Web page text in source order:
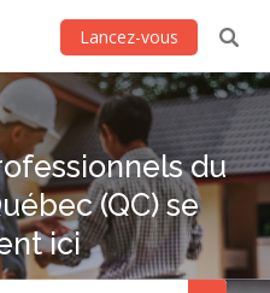
Lancez-vous
du
(QC) se
ici